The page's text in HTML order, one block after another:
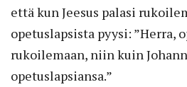
että kun Jeesus palasi
opetuslapsista pyysi: ”Herra,
rukoilemaan, niin kuin
opetuslapsiansa.”